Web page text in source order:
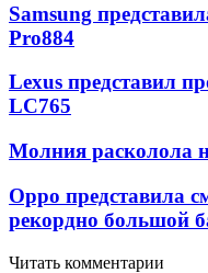
Samsung
Pro884
Lexus представил
LC765
Молния расколола
Oppo представила
рекордно большой
Читать комментарии